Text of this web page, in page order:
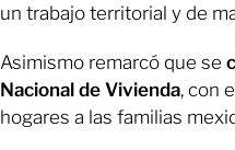
un trabajo territorial y de
Asimismo remarcó que se
Nacional de Vivienda, con
hogares a las familias